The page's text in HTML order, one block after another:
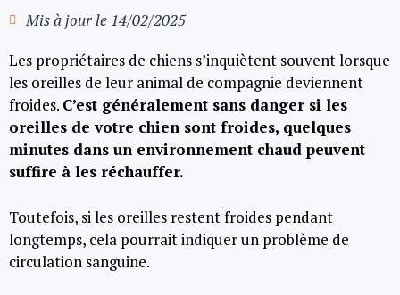
Mis à jour le 14/02/2025
Les propriétaires de chiens s’inquiètent souvent lorsque
les oreilles de leur animal de compagnie deviennent
froides. C’est généralement sans danger si les
oreilles de votre chien sont froides, quelques
minutes dans un environnement chaud peuvent
suffire à les réchauffer.
Toutefois, si les oreilles restent froides pendant
longtemps, cela pourrait indiquer un problème de
circulation sanguine.